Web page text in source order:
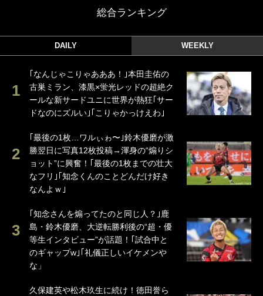
総合ランキング
DAILY WEEKLY
｢なんじゃこりゃあああ！｣本田圭佑の
古巣ミラン、漆黒×蛍光レッドの超絶ク
ールな新サードユニに世界が熱狂｢サー
ドなのにズルい｣｢こりゃかっけえわ｣
｢最後の1枚…ワルぃゎ〜｣鈴木優磨が激
勝翌日に写真12枚投稿→渾身の“煽りシ
ョット”に興奮！｢最後の1枚までの壮大
なフリ｣｢知念くんのことどんだけ好き
なんよｗ｣
｢知念さんを煽ってたのと同じ人？｣鹿
島・鈴木優磨、大逆転勝利後の“超・優
等生インタビュー”が話題！｢試合中と
のギャップw｣｢礼儀正しいイケメンや
な」
久保建英や松木玖生に続け！徳田誉ら